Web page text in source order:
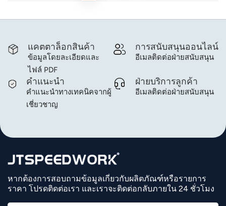
แคตตาล็อกสินค้า
ข้อมูลโดยละเอียดและ
ไฟล์ PDF
การสนับสนุนออนไลน์
อีเมลติดต่อฝ่ายสนับสนุน
คำแนะนำ
คำแนะนำทางเทคนิคจากผู้
เชี่ยวชาญ
ฝ่ายบริการลูกค้า
อีเมลติดต่อฝ่ายสนับสนุน
หากต้องการสอบถามข้อมูลเกี่ยวกับผลิตภัณฑ์หรือรายการ
ราคา โปรดติดต่อเรา และเราจะติดต่อกลับภายใน 24 ชั่วโมง